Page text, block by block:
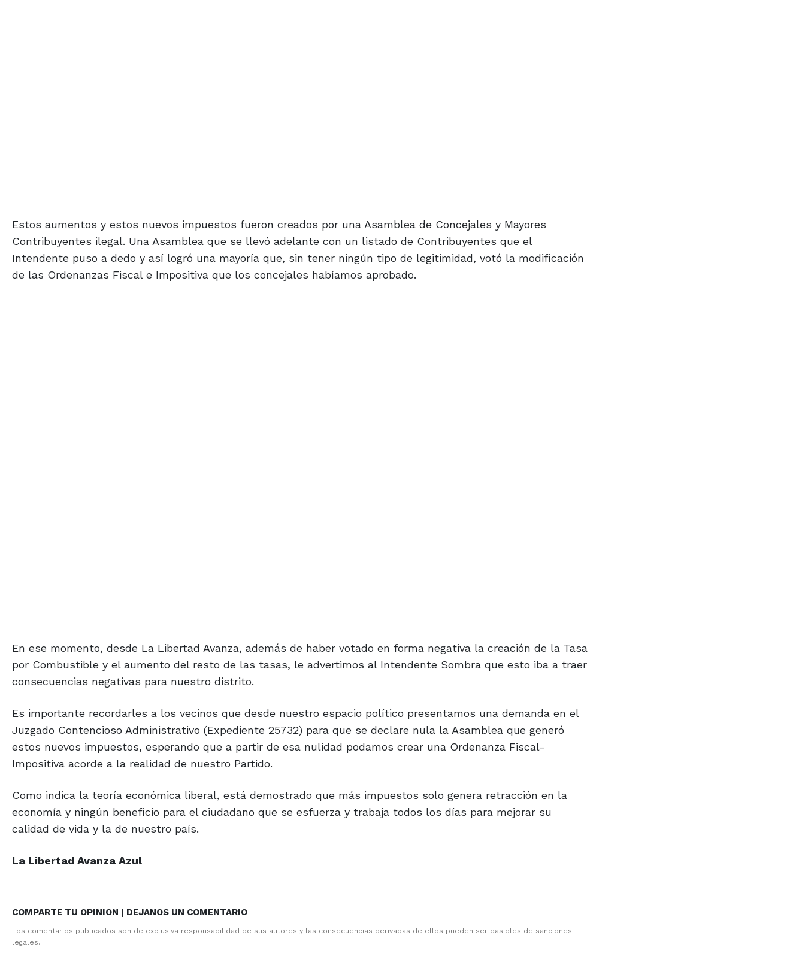
Estos aumentos y estos nuevos impuestos fueron creados por una Asamblea de Concejales y Mayores
Contribuyentes ilegal. Una Asamblea que se llevó adelante con un listado de Contribuyentes que el
Intendente puso a dedo y así logró una mayoría que, sin tener ningún tipo de legitimidad, votó la modificación
de las Ordenanzas Fiscal e Impositiva que los concejales habíamos aprobado.
En ese momento, desde La Libertad Avanza, además de haber votado en forma negativa la creación de la Tasa
por Combustible y el aumento del resto de las tasas, le advertimos al Intendente Sombra que esto iba a traer
consecuencias negativas para nuestro distrito.
Es importante recordarles a los vecinos que desde nuestro espacio político presentamos una demanda en el
Juzgado Contencioso Administrativo (Expediente 25732) para que se declare nula la Asamblea que generó
estos nuevos impuestos, esperando que a partir de esa nulidad podamos crear una Ordenanza Fiscal-
Impositiva acorde a la realidad de nuestro Partido.
Como indica la teoría económica liberal, está demostrado que más impuestos solo genera retracción en la
economía y ningún beneficio para el ciudadano que se esfuerza y trabaja todos los días para mejorar su
calidad de vida y la de nuestro país.
La Libertad Avanza Azul
COMPARTE TU OPINION | DEJANOS UN COMENTARIO
Los comentarios publicados son de exclusiva responsabilidad de sus autores y las consecuencias derivadas de ellos pueden ser pasibles de sanciones
legales.